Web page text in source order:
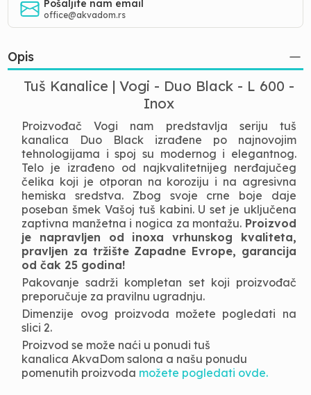
Pošaljite nam email
office@akvadom.rs
Opis
Tuš Kanalice | Vogi - Duo Black - L 600 -
Inox
Proizvođač Vogi nam predstavlja seriju tuš
kanalica Duo Black izrađene po najnovojim
tehnologijama i spoj su modernog i elegantnog.
Telo je izrađeno od najkvalitetnijeg nerđajučeg
čelika koji je otporan na koroziju i na agresivna
hemiska sredstva. Zbog svoje crne boje daje
poseban šmek Vašoj tuš kabini. U set je uključena
zaptivna manžetna i nogica za montažu. Proizvod
je napravljen od inoxa vrhunskog kvaliteta,
pravljen za tržište Zapadne Evrope, garancija
od čak 25 godina!
Pakovanje sadrži kompletan set koji proizvođač
preporučuje za pravilnu ugradnju.
Dimenzije ovog proizvoda možete pogledati na
slici 2.
Proizvod se može naći u ponudi tuš
kanalica AkvaDom salona a našu ponudu
pomenutih proizvoda možete pogledati ovde.